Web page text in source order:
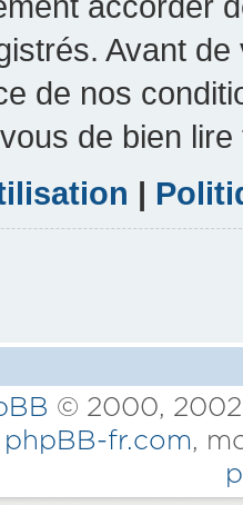
Avant
de nos
de bien
|
© 2000,
phpBB-fr.com,